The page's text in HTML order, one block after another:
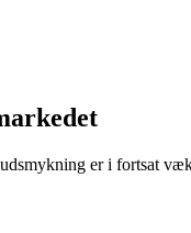
er i fortsat